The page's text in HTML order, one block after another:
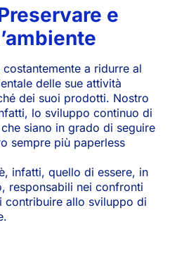
e
a ridurre al
delle sue attività
dei suoi prodotti. Nostro
lo sviluppo continuo di
siano in grado di seguire
sempre più paperless
infatti, quello di essere, in
responsabili nei confronti
contribuire allo sviluppo di